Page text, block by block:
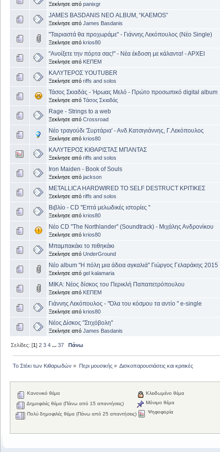
Ξεκίνησε από panixgr
JAMES BASDANIS NEΟ ALBUM, “KAEMOS”
Ξεκίνησε από James Basdanis
''Ταιριαστά θα προχωράμε'' - Γιάννης Λεκόπουλος (Νέο Single)
Ξεκίνησε από krios80
"Ανοίξετε την πόρτα σας!" - Νέα έκδοση με κάλαντα! - ΑΡΧΕΙ
Ξεκίνησε από ΚΕΠΕΜ
ΚΑΛΥΤΕΡΟΣ YOUTUBER
Ξεκίνησε από riffs and solos
Τάσος Σκιαδάς - Ήρωας Μελό - Πρώτο προσωπικό digital album
Ξεκίνησε από Τάσος Σκιαδάς
Rage - Strings to a web
Ξεκίνησε από Crossroad
Nέο τραγούδι 'Συρτάρια' - Ανδ.Κατσιγιάννης, Γ.Λεκόπουλος
Ξεκίνησε από krios80
ΚΑΛΥΤΕΡΟΣ ΚΙΘΑΡΙΣΤΑΣ ΜΠΑΝΤΑΣ
Ξεκίνησε από riffs and solos
Iron Maiden - Book of Souls
Ξεκίνησε από jackson
METALLICA HARDWIRED TO SELF DΕSTRUCT ΚΡΙΤΙΚΕΣ
Ξεκίνησε από riffs and solos
Βιβλίο - CD ''Επτά μελωδικές ιστορίες ''
Ξεκίνησε από krios80
Νέο CD ''The Northlander'' (Soundtrack) - Mιχάλης Ανδρονίκου
Ξεκίνησε από krios80
Μπαμπακάκι το πιθηκάκι
Ξεκίνησε από UnderGround
Νέο album "Η πόλη μια άδεια αγκαλιά" Γιώργος Γελαράκης 2015
Ξεκίνησε από gel kalamaria
MIKA: Νέος δίσκος του Περικλή Παπαπετρόπουλου
Ξεκίνησε από ΚΕΠΕΜ
Γιάννης Λεκόπουλος - ''Όλα του κόσμου τα αντίο '' e-single
Ξεκίνησε από krios80
Νέος Δίσκος "Στιχόβολη"
Ξεκίνησε από James Basdanis
Σελίδες: [1]2 3 4 ...37 Πάνω
Το Στέκι των Κιθαρωδών » Περι μουσικής» Δισκοπαρουσιάσεις και κριτικές
Κανονικό θέμα
Δημοφιλές θέμα (Πάνω από 15 απαντήσεις)
Πολύ δημοφιλές θέμα (Πάνω από 25 απαντήσεις)
Κλειδωμένο θέμα
Μόνιμο θέμα
Ψηφοφορία